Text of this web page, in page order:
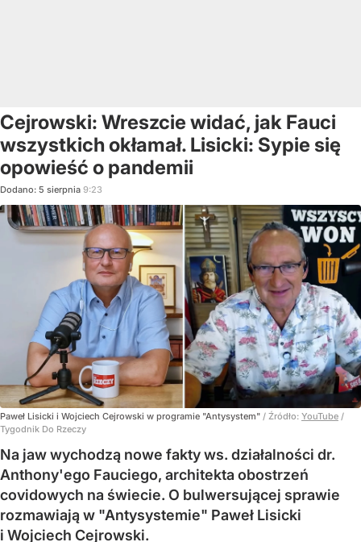
Cejrowski: Wreszcie widać, jak Fauci
wszystkich okłamał. Lisicki: Sypie się
opowieść o pandemii
Dodano: 5 sierpnia 9:23
Paweł Lisicki i Wojciech Cejrowski w programie "Antysystem" / Źródło: YouTube /
Tygodnik Do Rzeczy
Na jaw wychodzą nowe fakty ws. działalności dr.
Anthony'ego Fauciego, architekta obostrzeń
covidowych na świecie. O bulwersującej sprawie
rozmawiają w "Antysystemie" Paweł Lisicki
i Wojciech Cejrowski.